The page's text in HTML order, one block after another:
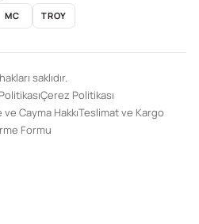
MC TROY
saklıdır.
Çerez Politikası
ve Cayma HakkıTeslimat ve Kargo
Formu